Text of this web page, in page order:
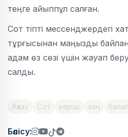
теңге айыппұл салған.
Сот тіпті мессенджердегі
тұрғысынан маңызды
адам өз сөзі үшін жауап беру
салды.
Ақтау Сот көрші заң
Бөлісу: